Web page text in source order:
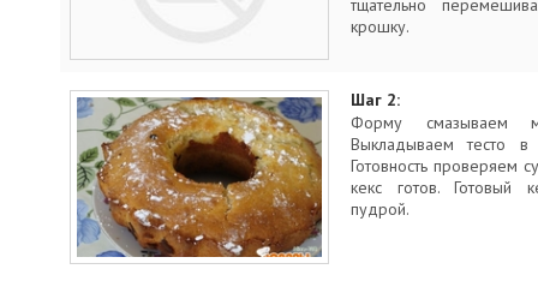
тщательно
крошку.
Шаг 2:
Форму смазываем
Выкладываем тесто
Готовность проверяем
кекс готов. Готовый
пудрой.